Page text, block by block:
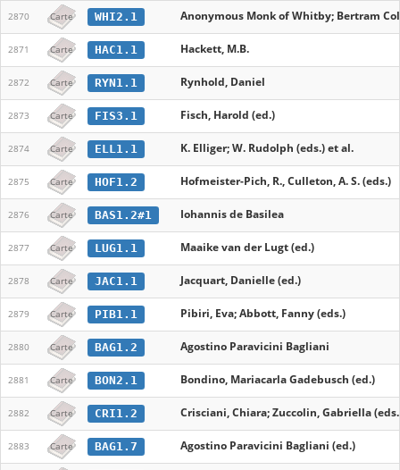
2870 Carte WHI2.1 Anonymous Monk of Whitby; Bertram
2871 Carte HAC1.1 Hackett, M.B.
2872 Carte RYN1.1 Rynhold, Daniel
2873 Carte FIS3.1 Fisch, Harold (ed.)
2874 Carte ELL1.1 K. Elliger; W. Rudolph (eds.) et al.
2875 Carte HOF1.2 Hofmeister-Pich, R., Culleton, A. S. (eds.)
2876 Carte BAS1.2#1 Iohannis de Basilea
2877 Carte LUG1.1 Maaike van der Lugt (ed.)
2878 Carte JAC1.1 Jacquart, Danielle (ed.)
2879 Carte PIB1.1 Pibiri, Eva; Abbott, Fanny (eds.)
2880 Carte BAG1.2 Agostino Paravicini Bagliani
2881 Carte BON2.1 Bondino, Mariacarla Gadebusch (ed.)
2882 Carte CRI1.2 Crisciani, Chiara; Zuccolin, Gabriella
2883 Carte BAG1.7 Agostino Paravicini Bagliani (ed.)